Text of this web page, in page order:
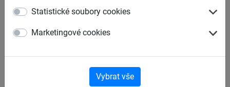
Statistické soubory cookies
Marketingové cookies
Vybrat vše
m